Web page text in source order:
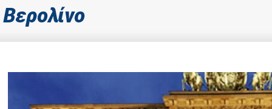
Βερολίνο